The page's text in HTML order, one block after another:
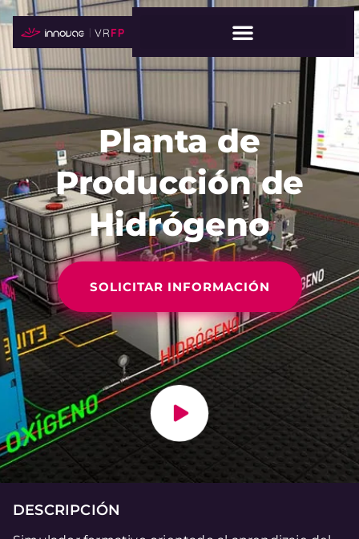
Planta de
Producción de
Hidrógeno
SOLICITAR INFORMACIÓN
DESCRIPCIÓN